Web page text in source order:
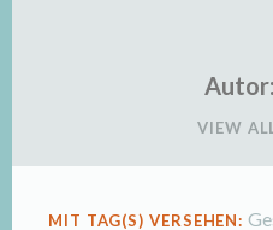
Autor:
VIEW
MIT TAG(S) VERSEHEN: